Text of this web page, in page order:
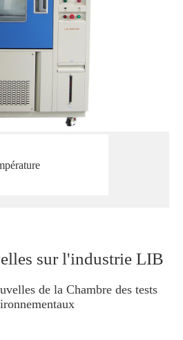
sur l'industrie LIB
de la Chambre des tests